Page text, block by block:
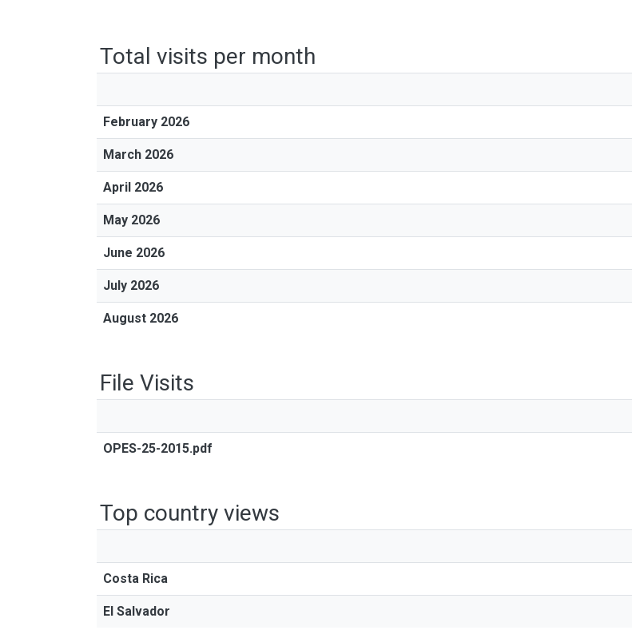
Total visits per month
February 2026
March 2026
April 2026
May 2026
June 2026
July 2026
August 2026
File Visits
OPES-25-2015.pdf
Top country views
Costa Rica
El Salvador